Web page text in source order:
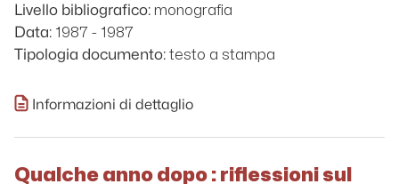
Livello bibliografico: monografia
Data: 1987 - 1987
Tipologia documento: testo a stampa
Informazioni di dettaglio
Qualche anno dopo : riflessioni sul